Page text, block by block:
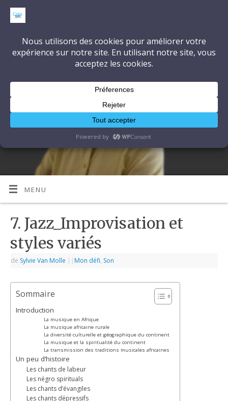
CréaSonVidéoLumière
DÉCOUVRONS ENSEMBLE L'ART ET LA TECHNIQUE
MENU
7. Jazz_Improvisation et
styles variés
de Sylvie Van Molle | | Mon défi, Son
Sommaire
Introduction
La musique en Afrique
La musique africaine rurale
La diversité culturelle et géographique du continent
La musique et la spiritualité du continent
La transmission des traditions musicales africaines
Un peu d’histoire
Les chants de labeur
Les négro spirituals
Les chants d’évangiles
Les chants dépressifs